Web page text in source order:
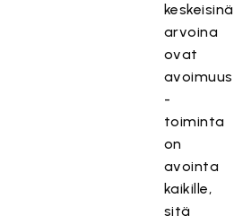
keskeisinä
arvoina
ovat
avoimuus
-
toiminta
on
avointa
kaikille,
sitä